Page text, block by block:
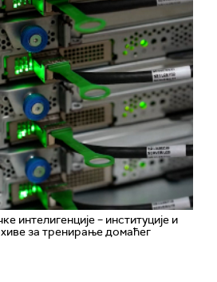
интелигенције – институције и
за тренирање домаћег